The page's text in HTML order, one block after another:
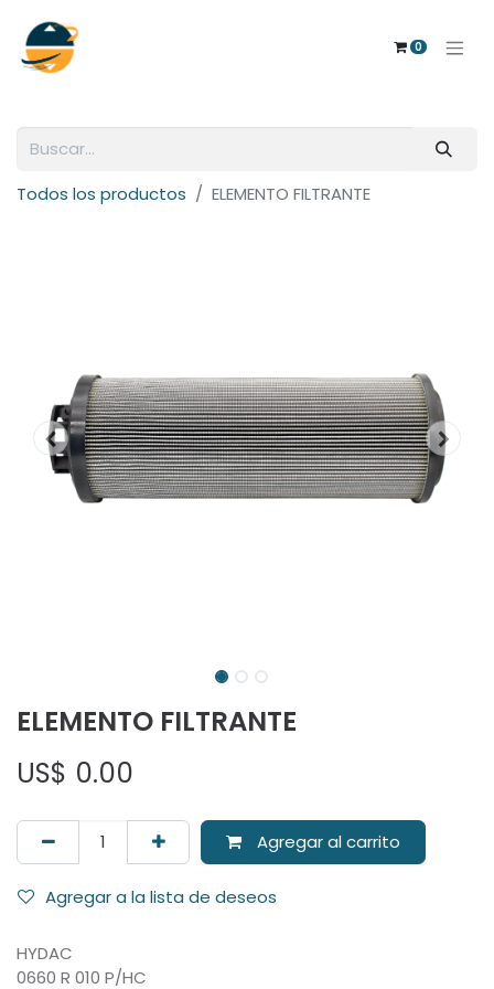
0
Todos los productos ELEMENTO FILTRANTE
ELEMENTO FILTRANTE
US$ 0.00
Agregar al carrito
Agregar a la lista de deseos
HYDAC
0660 R 010 P/HC